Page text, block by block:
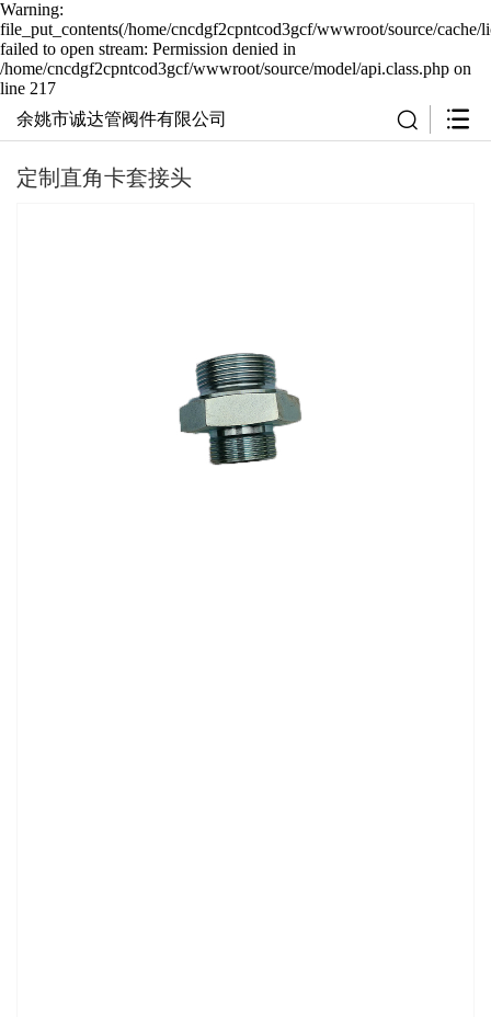
Warning:
file_put_contents(/home/cncdgf2cpntcod3gcf/wwwroot/source/cache/
failed to open stream: Permission denied in
/home/cncdgf2cpntcod3gcf/wwwroot/source/model/api.class.php on
line 217
余姚市诚达管阀件有限公司
定制直角卡套接头